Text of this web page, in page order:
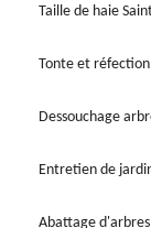
Taille de haie
Tonte et réfection
Dessouchage
Entretien de
Abattage d'arbres